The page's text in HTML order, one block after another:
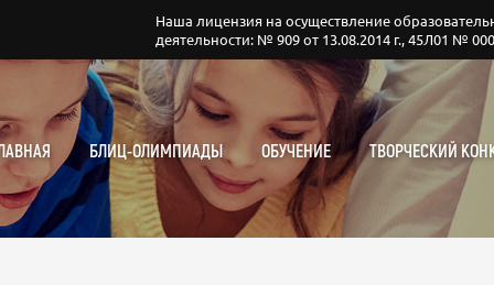
Наша лицензия на осуществление
деятельности: № 909 от 13.08.2014 г., 45Л01 №
БЛИЦ-ОЛИМПИАДЫ ОБУЧЕНИЕ ТВОРЧЕСКИЙ